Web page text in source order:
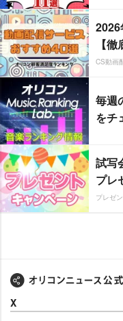
【徹
CS動画
毎週
をチ
試写
プレ
プレゼ
X